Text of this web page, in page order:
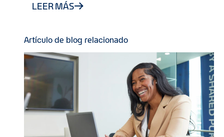
LEER MÁS
Artículo de blog relacionado